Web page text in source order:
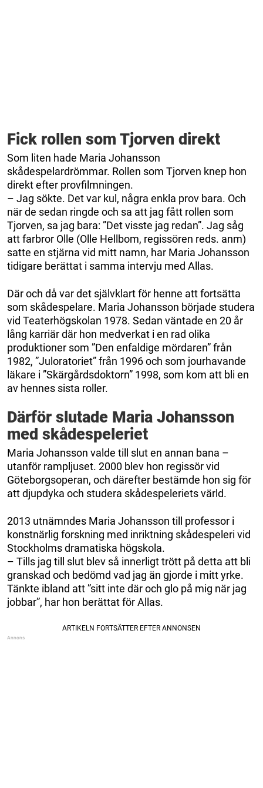
Fick rollen som Tjorven direkt
Som liten hade Maria Johansson
skådespelardrömmar. Rollen som Tjorven knep hon
direkt efter provfilmningen.
– Jag sökte. Det var kul, några enkla prov bara. Och
när de sedan ringde och sa att jag fått rollen som
Tjorven, sa jag bara: ”Det visste jag redan”. Jag såg
att farbror Olle (Olle Hellbom, regissören reds. anm)
satte en stjärna vid mitt namn, har Maria Johansson
tidigare berättat i samma intervju med Allas.
Där och då var det självklart för henne att fortsätta
som skådespelare. Maria Johansson började studera
vid Teaterhögskolan 1978. Sedan väntade en 20 år
lång karriär där hon medverkat i en rad olika
produktioner som ”Den enfaldige mördaren” från
1982, ”Juloratoriet” från 1996 och som jourhavande
läkare i ”Skärgårdsdoktorn” 1998, som kom att bli en
av hennes sista roller.
Därför slutade Maria Johansson
med skådespeleriet
Maria Johansson valde till slut en annan bana –
utanför rampljuset. 2000 blev hon regissör vid
Göteborgsoperan, och därefter bestämde hon sig för
att djupdyka och studera skådespeleriets värld.
2013 utnämndes Maria Johansson till professor i
konstnärlig forskning med inriktning skådespeleri vid
Stockholms dramatiska högskola.
– Tills jag till slut blev så innerligt trött på detta att bli
granskad och bedömd vad jag än gjorde i mitt yrke.
Tänkte ibland att ”sitt inte där och glo på mig när jag
jobbar”, har hon berättat för Allas.